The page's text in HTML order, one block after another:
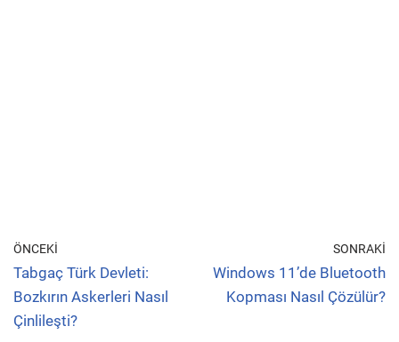
ÖNCEKI
Tabgaç Türk Devleti:
Bozkırın Askerleri Nasıl
Çinlileşti?
SONRAKI
Windows 11’de Bluetooth
Kopması Nasıl Çözülür?